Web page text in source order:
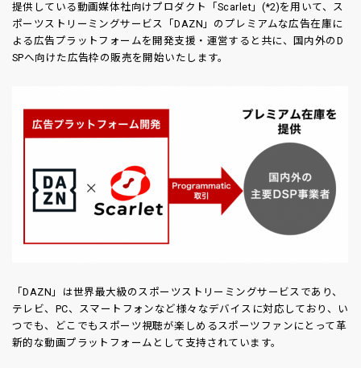
提供している動画媒体社向けプロダクト「Scarlet」(*2)を用いて、ス
ポーツストリーミングサービス「DAZN」のプレミアムな広告在庫に
よる広告プラットフォームを開発支援・運営すると共に、国内外のD
SPへ向けた広告枠の販売を開始いたします。
「DAZN」は世界最大級のスポーツストリーミングサービスであり、
テレビ、PC、スマートフォンなど様々なデバイスに対応しており、い
つでも、どこでもスポーツ視聴が楽しめるスポーツファンにとって革
新的な動画プラットフォームとして支持されています。